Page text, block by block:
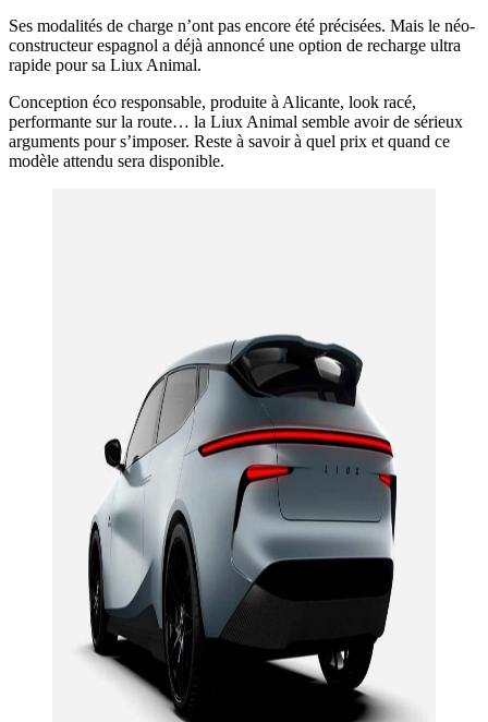
Ses modalités de charge n’ont pas encore été précisées. Mais le néo-
constructeur espagnol a déjà annoncé une option de recharge ultra
rapide pour sa Liux Animal.
Conception éco responsable, produite à Alicante, look racé,
performante sur la route… la Liux Animal semble avoir de sérieux
arguments pour s’imposer. Reste à savoir à quel prix et quand ce
modèle attendu sera disponible.